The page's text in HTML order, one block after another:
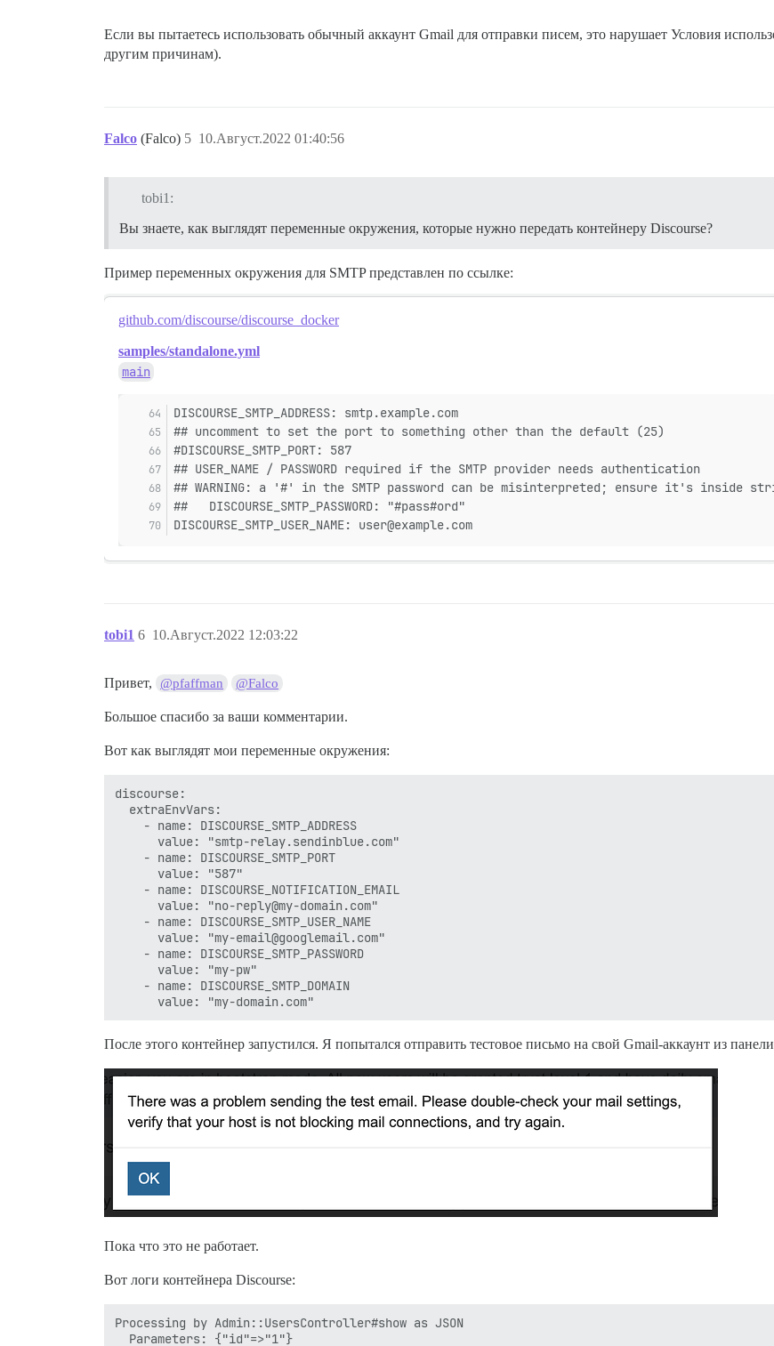
Если вы пытаетесь использовать обычный аккаунт Gmail для отправки писем, это нарушает Условия
другим причинам).
Falco (Falco) 10.Август.2022 01:40:56
5
tobi1:
Вы знаете, как выглядят переменные окружения, которые нужно передать контейнеру Discourse?
Пример переменных окружения для SMTP представлен по ссылке:
github.com/discourse/discourse_docker
samples/standalone.yml
main
DISCOURSE_SMTP_ADDRESS: smtp.example.com
## uncomment to set the port to something other than the default (25)
#DISCOURSE_SMTP_PORT: 587
## USER_NAME / PASSWORD required if the SMTP provider needs authentication
## WARNING: a '#' in the SMTP password can be misinterpreted; ensure it's inside
##   DISCOURSE_SMTP_PASSWORD: "#pass#ord"
DISCOURSE_SMTP_USER_NAME: user@example.com
tobi1 10.Август.2022 12:03:22
6
Привет, @pfaffman @Falco
Большое спасибо за ваши комментарии.
Вот как выглядят мои переменные окружения:
discourse:
  extraEnvVars:
    - name: DISCOURSE_SMTP_ADDRESS
      value: "smtp-relay.sendinblue.com"
    - name: DISCOURSE_SMTP_PORT
      value: "587"
    - name: DISCOURSE_NOTIFICATION_EMAIL
      value: "no-reply@my-domain.com"
    - name: DISCOURSE_SMTP_USER_NAME
      value: "my-email@googlemail.com"
    - name: DISCOURSE_SMTP_PASSWORD
      value: "my-pw"
    - name: DISCOURSE_SMTP_DOMAIN
После этого контейнер запустился. Я попытался отправить тестовое письмо на свой Gmail-аккаунт из
Пока что это не работает.
Вот логи контейнера Discourse:
Processing by Admin::UsersController#show as JSON
  Parameters: {"id"=>"1"}